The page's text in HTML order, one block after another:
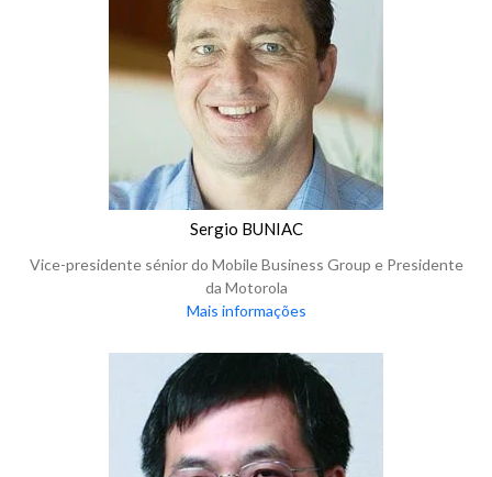
Sergio BUNIAC
Vice-presidente sénior do Mobile Business Group e Presidente
da Motorola
Mais informações